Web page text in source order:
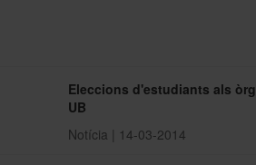
Eleccions d'estudiants als
UB
Notícia | 14-03-2014